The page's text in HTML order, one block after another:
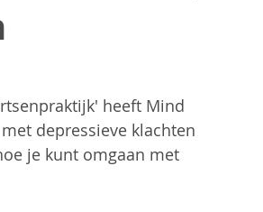
heeft Mind
depressieve klachten
je kunt omgaan met